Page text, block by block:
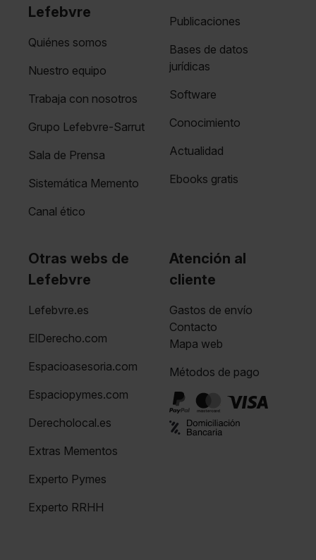
Lefebvre
Quiénes somos
Nuestro equipo
Trabaja con nosotros
Grupo Lefebvre-Sarrut
Sala de Prensa
Sistemática Memento
Canal ético
Publicaciones
Bases de datos
jurídicas
Software
Conocimiento
Actualidad
Ebooks gratis
Otras webs de
Lefebvre
Lefebvre.es
ElDerecho.com
Espacioasesoria.com
Espaciopymes.com
Derecholocal.es
Extras Mementos
Experto Pymes
Experto RRHH
Atención al
cliente
Gastos de envío
Contacto
Mapa web
Métodos de pago